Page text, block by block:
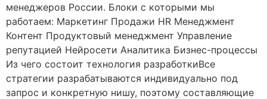
менеджеров России. Блоки с которыми мы
работаем: Маркетинг Продажи HR Менеджмент
Контент Продуктовый менеджмент Управление
репутацией Нейросети Аналитика Бизнес-процессы
Из чего состоит технология разработкиВсе
стратегии разрабатываются индивидуально под
запрос и конкретную нишу, поэтому составляющие